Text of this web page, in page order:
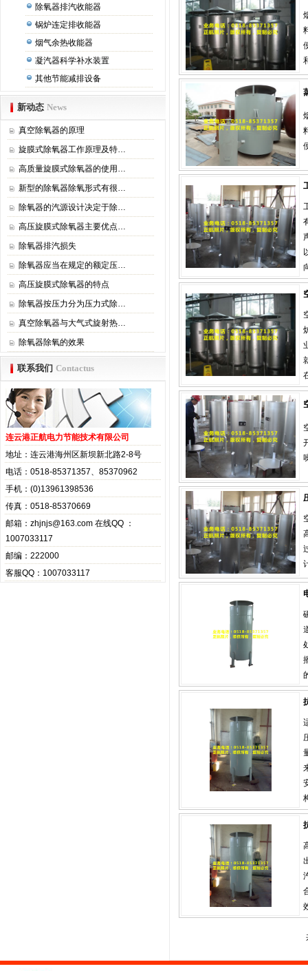
除氧器排汽收能器
锅炉连定排收能器
烟气余热收能器
凝汽器科学补水装置
其他节能减排设备
新动态 News
真空除氧器的原理
旋膜式除氧器工作原理及特…
高质量旋膜式除氧器的使用…
新型的除氧器除氧形式有很…
除氧器的汽源设计决定于除…
高压旋膜式除氧器主要优点…
除氧器排汽损失
除氧器应当在规定的额定压…
高压旋膜式除氧器的特点
除氧器按压力分为压力式除…
真空除氧器与大气式旋射热…
除氧器除氧的效果
联系我们 Contactus
连云港正航电力节能技术有限公司
地址：连云港海州区新坝新北路2-8号
电话：0518-85371357、85370962
手机：(0)13961398536
传真：0518-85370669
邮箱：zhjnjs@163.com 在线QQ ：
1007033117
邮编：222000
客服QQ：1007033117